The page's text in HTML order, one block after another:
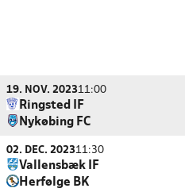
19. NOV. 202311:00
Ringsted IF
Nykøbing FC
02. DEC. 202311:30
Vallensbæk IF
Herfølge BK